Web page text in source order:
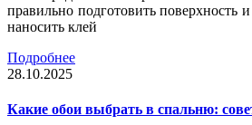
правильно подготовить поверхность и
наносить клей
Подробнее
28.10.2025
Какие обои выбрать в спальню: